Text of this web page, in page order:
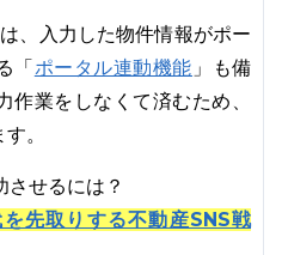
、入力した物件情報がポー
「 ポータル連動機能 」も備
作業をしなくて済むため、
。
せるには？
先取りする不動産SNS戦